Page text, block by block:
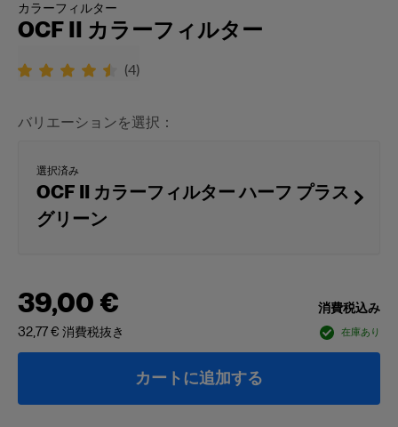
カラーフィルター
OCF II カラーフィルター
(4)
バリエーションを選択：
選択済み
OCF II カラーフィルター ハーフ プラス
グリーン
39,00 €
消費税込み
32,77 € 消費税抜き 在庫あり
カートに追加する